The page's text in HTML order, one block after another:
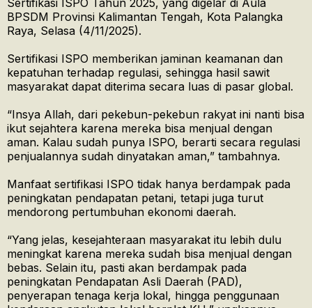
Sertifikasi ISPO Tahun 2025, yang digelar di Aula
BPSDM Provinsi Kalimantan Tengah, Kota Palangka
Raya, Selasa (4/11/2025).
Sertifikasi ISPO memberikan jaminan keamanan dan
kepatuhan terhadap regulasi, sehingga hasil sawit
masyarakat dapat diterima secara luas di pasar global.
“Insya Allah, dari pekebun-pekebun rakyat ini nanti bisa
ikut sejahtera karena mereka bisa menjual dengan
aman. Kalau sudah punya ISPO, berarti secara regulasi
penjualannya sudah dinyatakan aman,” tambahnya.
Manfaat sertifikasi ISPO tidak hanya berdampak pada
peningkatan pendapatan petani, tetapi juga turut
mendorong pertumbuhan ekonomi daerah.
“Yang jelas, kesejahteraan masyarakat itu lebih dulu
meningkat karena mereka sudah bisa menjual dengan
bebas. Selain itu, pasti akan berdampak pada
peningkatan Pendapatan Asli Daerah (PAD),
penyerapan tenaga kerja lokal, hingga penggunaan